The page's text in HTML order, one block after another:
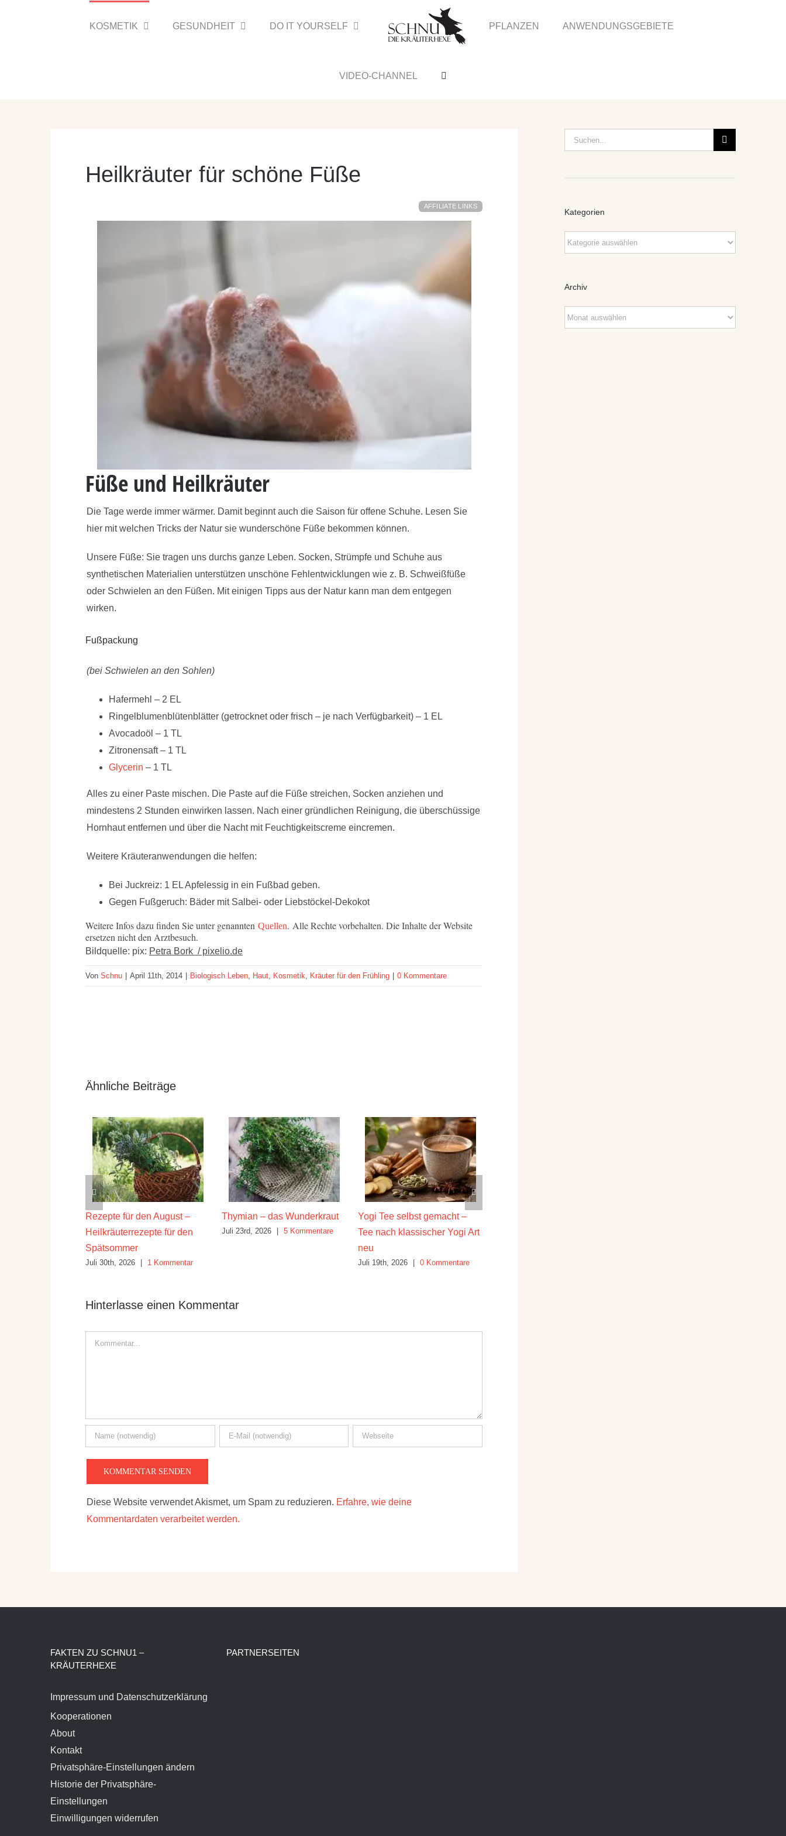
KOSMETIK GESUNDHEIT DO IT YOURSELF PFLANZEN ANWENDUNGSGEBIETE
VIDEO-CHANNEL
Heilkräuter für schöne Füße
AFFILIATE LINKS
Füße und Heilkräuter
Die Tage werde immer wärmer. Damit beginnt auch die Saison für offene Schuhe. Lesen Sie
hier mit welchen Tricks der Natur sie wunderschöne Füße bekommen können.
Unsere Füße: Sie tragen uns durchs ganze Leben. Socken, Strümpfe und Schuhe aus
synthetischen Materialien unterstützen unschöne Fehlentwicklungen wie z. B. Schweißfüße
oder Schwielen an den Füßen. Mit einigen Tipps aus der Natur kann man dem entgegen
wirken.
Fußpackung
(bei Schwielen an den Sohlen)
Hafermehl – 2 EL
Ringelblumenblütenblätter (getrocknet oder frisch – je nach Verfügbarkeit) – 1 EL
Avocadoöl – 1 TL
Zitronensaft – 1 TL
Glycerin – 1 TL
Alles zu einer Paste mischen. Die Paste auf die Füße streichen, Socken anziehen und
mindestens 2 Stunden einwirken lassen. Nach einer gründlichen Reinigung, die überschüssige
Hornhaut entfernen und über die Nacht mit Feuchtigkeitscreme eincremen.
Weitere Kräuteranwendungen die helfen:
Bei Juckreiz: 1 EL Apfelessig in ein Fußbad geben.
Gegen Fußgeruch: Bäder mit Salbei- oder Liebstöckel-Dekokot
Weitere Infos dazu finden Sie unter genannten Quellen. Alle Rechte vorbehalten. Die Inhalte der Website
ersetzen nicht den Arztbesuch.
Bildquelle: pix: Petra Bork / pixelio.de
Von Schnu April 11th, 2014 Biologisch Leben Haut Kosmetik Kräuter für den Frühling 0 Kommentare
Ähnliche Beiträge
Rezepte für den August –
Heilkräuterrezepte für den
Spätsommer
Juli 30th, 2026 1 Kommentar
Thymian – das Wunderkraut
Juli 23rd, 2026 5 Kommentare
Yogi Tee selbst gemacht –
Tee nach klassischer Yogi Art
neu
Juli 19th, 2026 0 Kommentare
Hinterlasse einen Kommentar
Kommentar
Diese Website verwendet Akismet, um Spam zu reduzieren. Erfahre, wie deine
Kommentardaten verarbeitet werden.
Suche
nach:
Kategorien
Kategorien
Archiv
Archiv
FAKTEN ZU SCHNU1 –
KRÄUTERHEXE
Impressum und Datenschutzerklärung
Kooperationen
About
Kontakt
Privatsphäre-Einstellungen ändern
Historie der Privatsphäre-
Einstellungen
Einwilligungen widerrufen
PARTNERSEITEN